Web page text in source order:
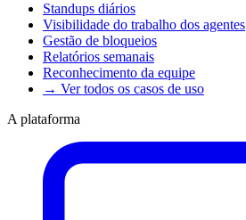
Standups diários
Visibilidade do trabalho dos agentes
Gestão de bloqueios
Relatórios semanais
Reconhecimento da equipe
→ Ver todos os casos de uso
A plataforma